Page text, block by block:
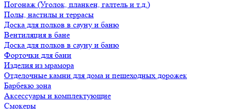
Погонаж (Уголок, планкен, галтель и т.д.)
Полы, настилы и террасы
Доска для полков в сауну и баню
Вентиляция в бане
Доска для полков в сауну и баню
Форточки для бани
Изделия из мрамора
Отделочные камни для дома и пешеходных дорожек
Барбекю зона
Аксессуары и комплектующие
Смокеры